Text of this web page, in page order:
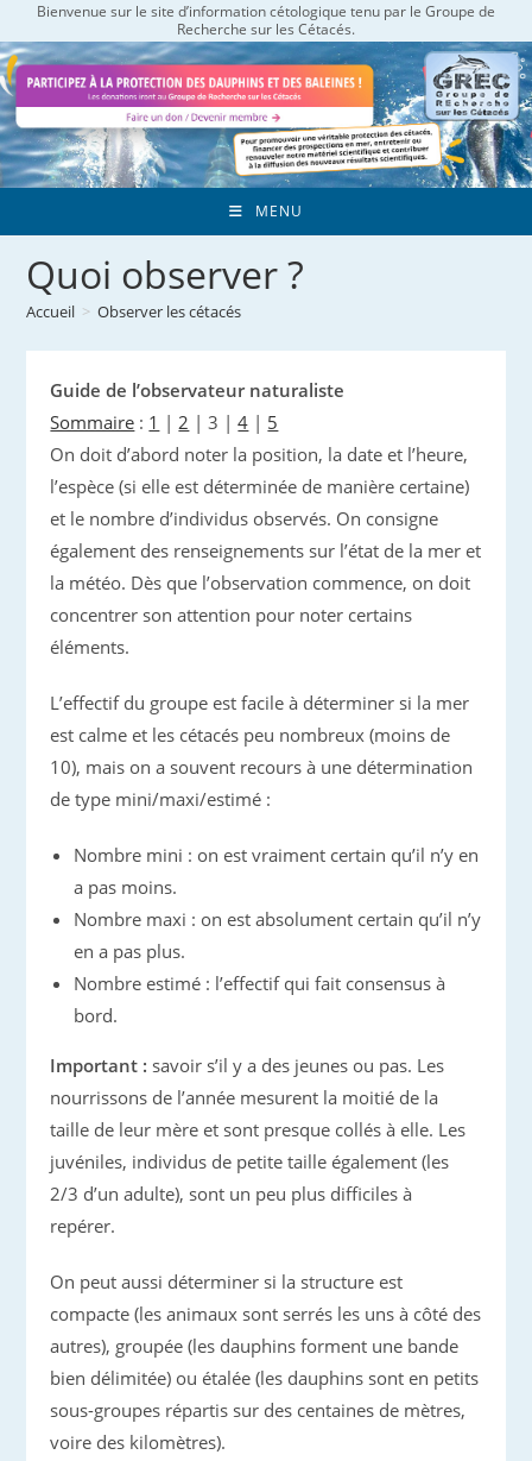
to
content
Bienvenue sur le site d’information cétologique tenu par le Groupe de
Recherche sur les Cétacés.
MENU
Quoi observer ?
Accueil > Observer les cétacés
Guide de l’observateur naturaliste
Sommaire : 1 |2 |3 |4 | 5
On doit d’abord noter la position, la date et l’heure,
l’espèce (si elle est déterminée de manière certaine)
et le nombre d’individus observés. On consigne
également des renseignements sur l’état de la mer et
la météo. Dès que l’observation commence, on doit
concentrer son attention pour noter certains
éléments.
L’effectif du groupe est facile à déterminer si la mer
est calme et les cétacés peu nombreux (moins de
10), mais on a souvent recours à une détermination
de type mini/maxi/estimé :
Nombre mini : on est vraiment certain qu’il n’y en
a pas moins.
Nombre maxi : on est absolument certain qu’il n’y
en a pas plus.
Nombre estimé : l’effectif qui fait consensus à
bord.
Important : savoir s’il y a des jeunes ou pas. Les
nourrissons de l’année mesurent la moitié de la
taille de leur mère et sont presque collés à elle. Les
juvéniles, individus de petite taille également (les
2/3 d’un adulte), sont un peu plus difficiles à
repérer.
On peut aussi déterminer si la structure est
compacte (les animaux sont serrés les uns à côté des
autres), groupée (les dauphins forment une bande
bien délimitée) ou étalée (les dauphins sont en petits
sous-groupes répartis sur des centaines de mètres,
voire des kilomètres).